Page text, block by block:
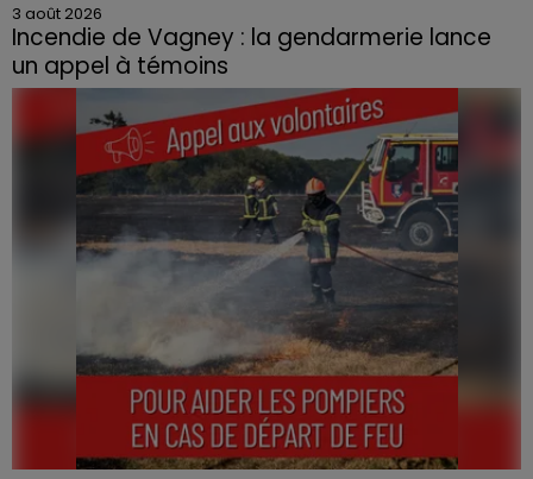
3 août 2026
Incendie de Vagney : la gendarmerie lance
un appel à témoins
Le feu, parti d'une haie avant de se propager au
quartier résidentiel, avait détruit deux habitations et
contraint à l'évacuation d'une centaine de personnes.